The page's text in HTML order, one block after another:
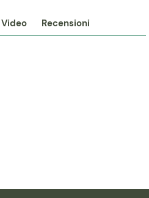
Video Recensioni